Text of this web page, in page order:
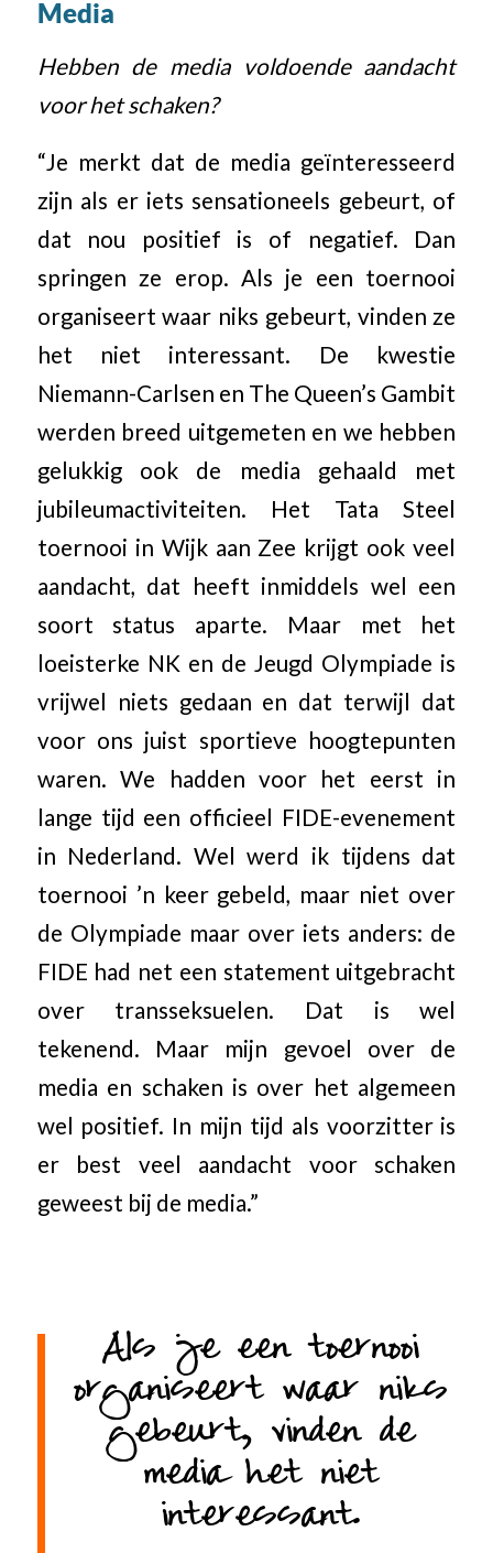
Media
Hebben de media voldoende aandacht
voor het schaken?
“Je merkt dat de media geïnteresseerd
zijn als er iets sensationeels gebeurt, of
dat nou positief is of negatief. Dan
springen ze erop. Als je een toernooi
organiseert waar niks gebeurt, vinden ze
het niet interessant. De kwestie
Niemann-Carlsen en The Queen’s Gambit
werden breed uitgemeten en we hebben
gelukkig ook de media gehaald met
jubileumactiviteiten. Het Tata Steel
toernooi in Wijk aan Zee krijgt ook veel
aandacht, dat heeft inmiddels wel een
soort status aparte. Maar met het
loeisterke NK en de Jeugd Olympiade is
vrijwel niets gedaan en dat terwijl dat
voor ons juist sportieve hoogtepunten
waren. We hadden voor het eerst in
lange tijd een officieel FIDE-evenement
in Nederland. Wel werd ik tijdens dat
toernooi ’n keer gebeld, maar niet over
de Olympiade maar over iets anders: de
FIDE had net een statement uitgebracht
over transseksuelen. Dat is wel
tekenend. Maar mijn gevoel over de
media en schaken is over het algemeen
wel positief. In mijn tijd als voorzitter is
er best veel aandacht voor schaken
geweest bij de media.”
Als je een toernooi
organiseert waar niks
gebeurt, vinden de
media het niet
interessant.